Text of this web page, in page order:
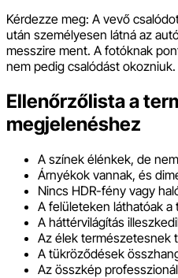
Kérdezze meg: A vevő
után személyesen látná az
messzire ment. A fotóknak
nem pedig csalódást okozniuk.
Ellenőrzőlista a
megjelenéshez
A színek élénkek, de
Árnyékok vannak, és
Nincs HDR-fény vagy
A felületeken láthatóak a
A háttérvilágítás
Az élek természetesnek
A tükröződések
Az összkép